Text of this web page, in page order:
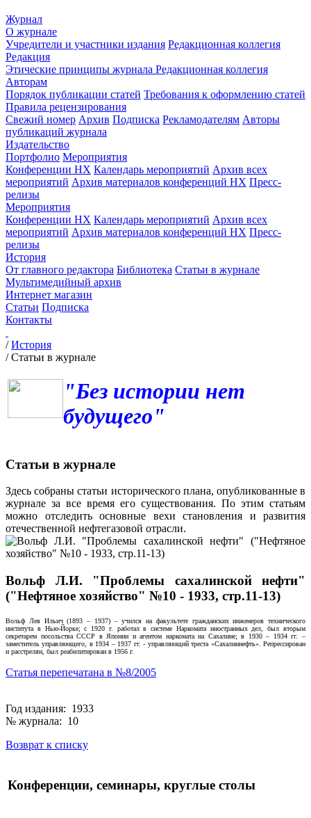
Журнал
О журнале
Учредители и участники издания Редакционная коллегия
Редакция
Этические принципы журнала Редакционная коллегия
Авторам
Порядок публикации статей Требования к оформлению статей
Правила рецензирования
Свежий номер Архив Подписка Рекламодателям Авторы
публикаций журнала
Издательство
Портфолио Мероприятия
Конференции НХ Календарь мероприятий Архив всех
мероприятий Архив материалов конференций НХ Пресс-
релизы
Мероприятия
Конференции НХ Календарь мероприятий Архив всех
мероприятий Архив материалов конференций НХ Пресс-
релизы
История
От главного редактора Библиотека Статьи в журнале
Мультимедийный архив
Интернет магазин
Статьи Подписка
Контакты
/История
/Статьи в журнале
"Без истории нет
будущего"
Статьи в журнале
Здесь собраны статьи исторического плана, опубликованные в
журнале за все время его существования. По этим статьям
можно отследить основные вехи становления и развития
отечественной нефтегазовой отрасли.
Вольф Л.И. "Проблемы сахалинской нефти"
("Нефтяное хозяйство" №10 - 1933, стр.11-13)
Вольф Лев Ильич (1893 – 1937) – учился на факультете гражданских инженеров технического
института в Нью-Йорке; с 1920 г. работал в системе Наркомата иностранных дел, был вторым
секретарем посольства СССР в Японии и агентом наркомата на Сахалине; в 1930 – 1934 гг. –
заместитель управляющего, в 1934 – 1937 гг. - управляющий треста «Сахалиннефть». Репрессирован
и расстрелян, был реабилитирован в 1956 г.
Статья перепечатана в №8/2005
Год издания: 1933
№ журнала: 10
Возврат к списку
Конференции, семинары, круглые столы